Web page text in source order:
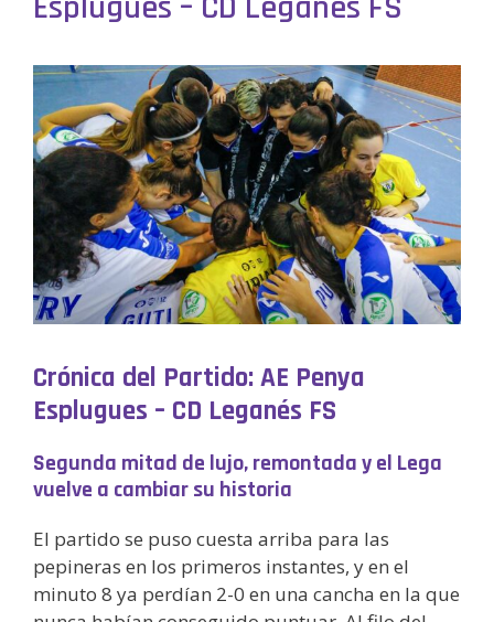
Crónica del Partido: AE Penya
Esplugues – CD Leganés FS
Segunda mitad de lujo, remontada y el Lega
vuelve a cambiar su historia
El partido se puso cuesta arriba para las
pepineras en los primeros instantes, y en el
minuto 8 ya perdían 2-0 en una cancha en la que